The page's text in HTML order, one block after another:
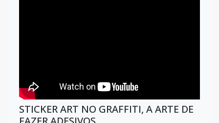
STICKER ART NO GRAFFITI, A ARTE DE